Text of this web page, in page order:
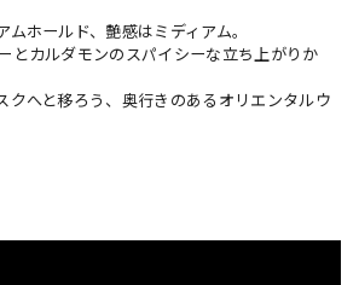
ムホールド、艶感はミディアム。
とカルダモンのスパイシーな立ち上がりか
クへと移ろう、奥行きのあるオリエンタルウ